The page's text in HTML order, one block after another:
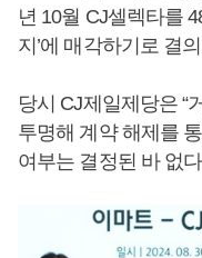
년 10월 CJ셀렉타를
지’에 매각하기로 결
당시 CJ제일제당은 “
투명해 계약 해제를
여부는 결정된 바 없